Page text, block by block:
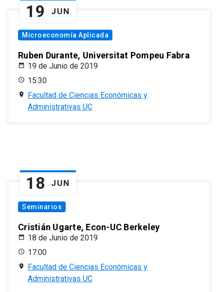
19 JUN
Microeconomía Aplicada
Ruben Durante, Universitat Pompeu Fabra
19 de Junio de 2019
15:30
Facultad de Ciencias Económicas y
Administrativas UC
18 JUN
Seminarios
Cristián Ugarte, Econ-UC Berkeley
18 de Junio de 2019
17:00
Facultad de Ciencias Económicas y
Administrativas UC